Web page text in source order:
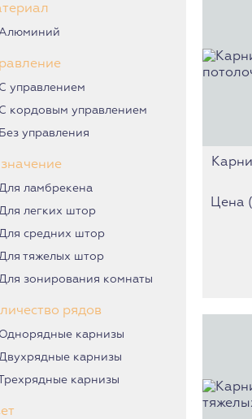
С управлением
С кордовым управлением
Без управления
ламбрекена
легких штор
средних штор
тяжелых штор
зонирования комнаты
рядов
Однорядные карнизы
карнизы
Трехрядные карнизы
Цена